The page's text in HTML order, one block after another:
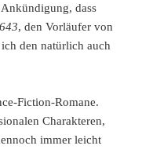
dass
, den Vorläufer von
ich den natürlich auch
Fiction-Romane.
Charakteren,
immer leicht